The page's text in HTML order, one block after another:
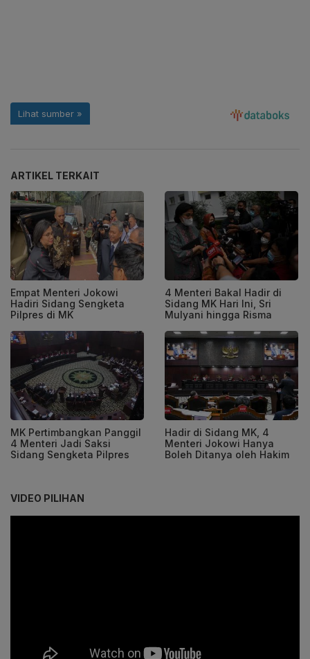
ARTIKEL TERKAIT
Empat Menteri Jokowi
Hadiri Sidang Sengketa
Pilpres di MK
4 Menteri Bakal Hadir di
Sidang MK Hari Ini, Sri
Mulyani hingga Risma
MK Pertimbangkan Panggil
4 Menteri Jadi Saksi
Sidang Sengketa Pilpres
Hadir di Sidang MK, 4
Menteri Jokowi Hanya
Boleh Ditanya oleh Hakim
VIDEO PILIHAN